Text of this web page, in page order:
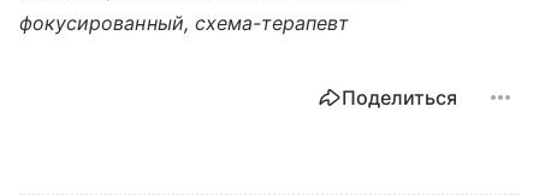
фокусированный, схема-терапевт
Поделиться